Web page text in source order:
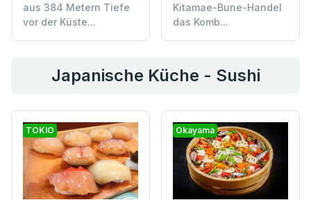
aus 384 Metern Tiefe
vor der Küste...
Kitamae-Bune-Handel
das Komb...
Japanische Küche - Sushi
TOKIO Okayama